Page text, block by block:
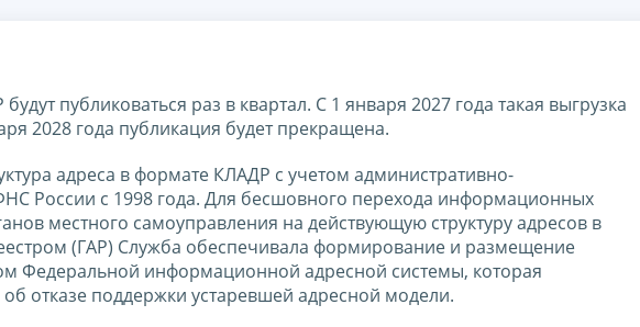
публиковаться раз в квартал. С 1 января 2027 года такая выгрузка
2028 года публикация будет прекращена.
адреса в формате КЛАДР с учетом административно-
России с 1998 года. Для бесшовного перехода информационных
местного самоуправления на действующую структуру адресов в
(ГАР) Служба обеспечивала формирование и размещение
Федеральной информационной адресной системы, которая
отказе поддержки устаревшей адресной модели.